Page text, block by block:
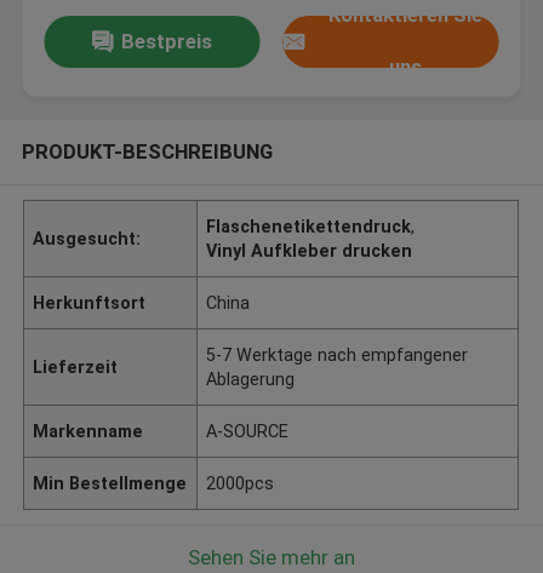
Bestpreis
Kontaktieren Sie
uns
PRODUKT-BESCHREIBUNG
Ausgesucht:
Flaschenetikettendruck,
Vinyl Aufkleber drucken
Herkunftsort China
Lieferzeit
5-7 Werktage nach empfangener
Ablagerung
Markenname A-SOURCE
Min Bestellmenge 2000pcs
Sehen Sie mehr an